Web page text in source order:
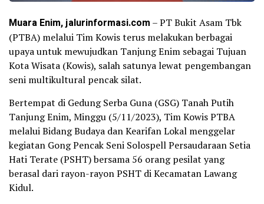
Muara Enim, jalurinformasi.com – PT Bukit Asam Tbk
(PTBA) melalui Tim Kowis terus melakukan berbagai
upaya untuk mewujudkan Tanjung Enim sebagai Tujuan
Kota Wisata (Kowis), salah satunya lewat pengembangan
seni multikultural pencak silat.
Bertempat di Gedung Serba Guna (GSG) Tanah Putih
Tanjung Enim, Minggu (5/11/2023), Tim Kowis PTBA
melalui Bidang Budaya dan Kearifan Lokal menggelar
kegiatan Gong Pencak Seni Solospell Persaudaraan Setia
Hati Terate (PSHT) bersama 56 orang pesilat yang
berasal dari rayon-rayon PSHT di Kecamatan Lawang
Kidul.